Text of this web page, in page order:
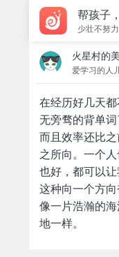
帮孩子
少壮不努
火星村的
爱学习的人
在经历好几天
无旁骛的背单
而且效率还比
之所向。一个
也好，都可以让
这种向一个方
像一片浩瀚的
地一样。